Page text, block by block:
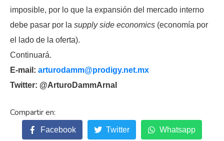
imposible, por lo que la expansión del mercado interno
debe pasar por la supply side economics (economía por
el lado de la oferta).
Continuará.
E-mail: arturodamm@prodigy.net.mx
Twitter: @ArturoDammArnal
Facebook Twitter Whatsapp